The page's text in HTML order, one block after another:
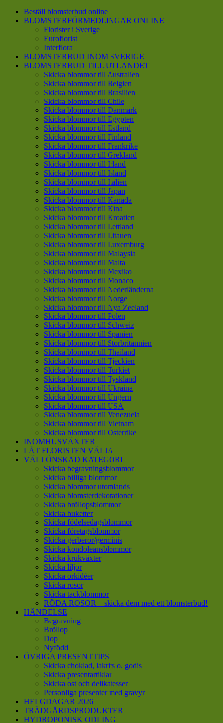
Beställ blomsterbud online
BLOMSTERFÖRMEDLINGAR ONLINE
Florister i Sverige
Euroflorist
Interflora
BLOMSTERBUD INOM SVERIGE
BLOMSTERBUD TILL UTLANDET
Skicka blommor till Australien
Skicka blommor till Belgien
Skicka blommor till Brasilien
Skicka blommor till Chile
Skicka blommor till Danmark
Skicka blommor till Egypten
Skicka blommor till Estland
Skicka blommor till Finland
Skicka blommor till Frankrike
Skicka blommor till Grekland
Skicka blommor till Irland
Skicka blommor till Island
Skicka blommor till Italien
Skicka blommor till Japan
Skicka blommor till Kanada
Skicka blommor till Kina
Skicka blommor till Kroatien
Skicka blommor till Lettland
Skicka blommor till Litauen
Skicka blommor till Luxemburg
Skicka blommor till Malaysia
Skicka blommor till Malta
Skicka blommor till Mexiko
Skicka blommor till Monaco
Skicka blommor till Nederländerna
Skicka blommor till Norge
Skicka blommor till Nya Zeeland
Skicka blommor till Polen
Skicka blommor till Schweiz
Skicka blommor till Spanien
Skicka blommor till Storbritannien
Skicka blommor till Thailand
Skicka blommor till Tjeckien
Skicka blommor till Turkiet
Skicka blommor till Tyskland
Skicka blommor till Ukraina
Skicka blommor till Ungern
Skicka blommor till USA
Skicka blommor till Venezuela
Skicka blommor till Vietnam
Skicka blommor till Österrike
INOMHUSVÄXTER
LÅT FLORISTEN VÄLJA
VÄLJ ÖNSKAD KATEGORI
Skicka begravningsblommor
Skicka billiga blommor
Skicka blommor utomlands
Skicka blomsterdekorationer
Skicka bröllopsblommor
Skicka buketter
Skicka födelsedagsblommor
Skicka företagsblommor
Skicka gerberor/germinis
Skicka kondoleansblommor
Skicka krukväxter
Skicka liljor
Skicka orkidéer
Skicka rosor
Skicka tackblommor
RÖDA ROSOR – skicka dem med ett blomsterbud!
HÄNDELSE
Begravning
Bröllop
Dop
Nyfödd
ÖVRIGA PRESENTTIPS
Skicka choklad, lakrits o. godis
Skicka presentartiklar
Skicka ost och delikatesser
Personliga presenter med gravyr
HELGDAGAR 2026
TRÄDGÅRDSPRODUKTER
HYDROPONISK ODLING